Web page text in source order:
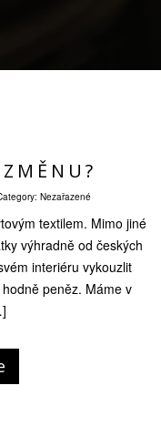
Nezařazené
textilem. Mimo jiné
výhradně od českých
interiéru vykouzlit
peněz. Máme v